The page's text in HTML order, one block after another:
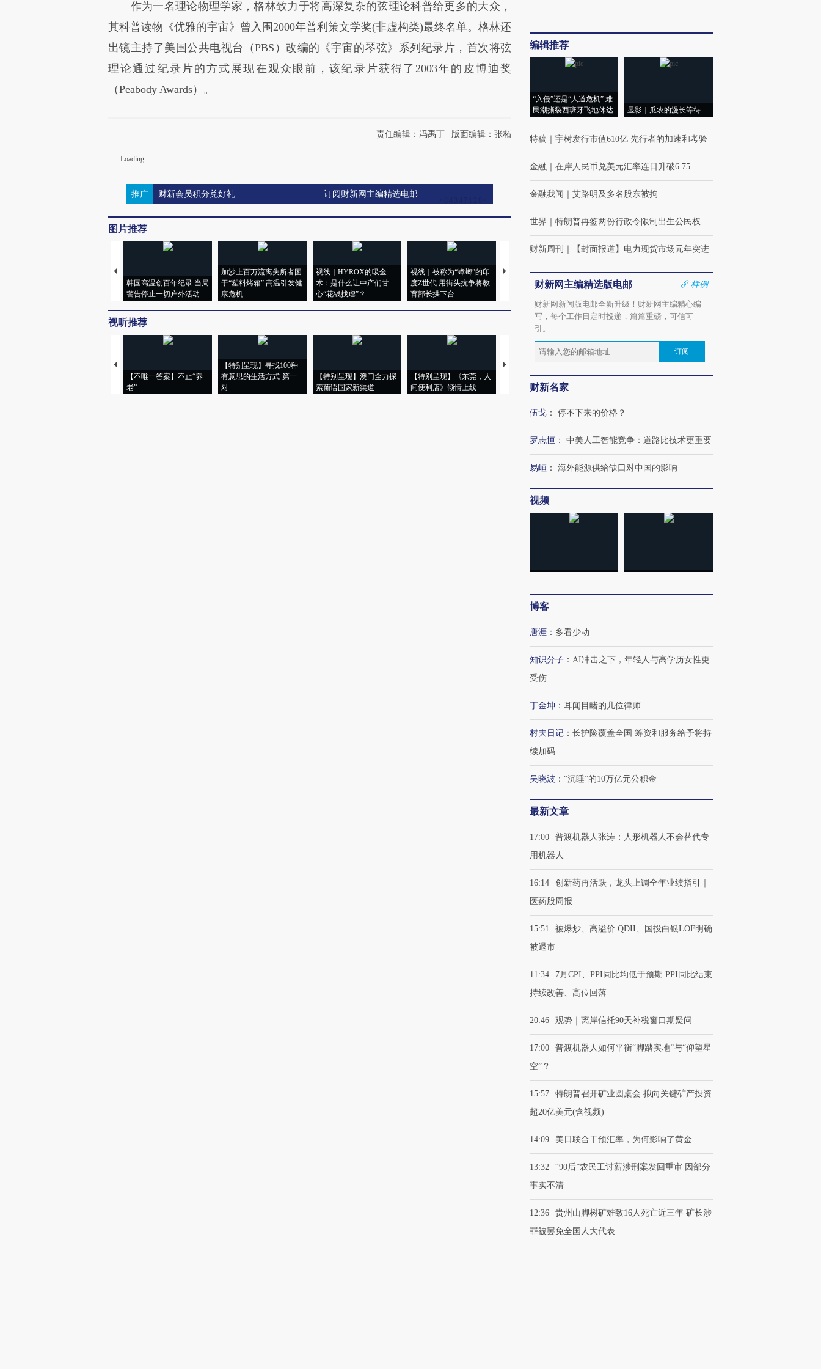
作为一名理论物理学家，格林致力于将高深复杂的弦理论科普给更多的大众，
其科普读物《优雅的宇宙》曾入围2000年普利策文学奖(非虚构类)最终名单。格林还
出镜主持了美国公共电视台（PBS）改编的《宇宙的琴弦》系列纪录片，首次将弦
理论通过纪录片的方式展现在观众眼前，该纪录片获得了2003年的皮博迪奖
（Peabody Awards）。
责任编辑：冯禹丁 | 版面编辑：张柘
Loading...
推广 财新会员积分兑好礼 订阅财新网主编精选电邮
图片推荐
韩国高温创百年纪录 当局
警告停止一切户外活动
加沙上百万流离失所者困
于“塑料烤箱” 高温引发健
康危机
视线｜HYROX的吸金
术：是什么让中产们甘
心“花钱找虐”？
视线｜被称为“蟑螂”的印
度Z世代 用街头抗争将教
育部长拱下台
视线｜“入侵”还是“人道危
机”？难民潮撕裂西班牙
湖北宜昌局部短时降雨
128毫米 紧急转移近4000
哈尔滨遭遇短时极端强降
雨 3小时累计雨量超80毫
视听推荐
【不唯一答案】不止“养
老”
【特别呈现】寻找100种
有意思的生活方式·第一
对
【特别呈现】澳门全力探
索葡语国家新渠道
【特别呈现】《东莞，人
间便利店》倾情上线
【推广】走进第四届链博
会，让数智科技“链”接产
有意思的生活方式·第三
CFO：不靠规模取胜，华
编辑推荐
“入侵”还是“人道危机” 难
民潮撕裂西班牙飞地休达
显影｜瓜农的漫长等待
特稿 宇树发行市值610亿 先行者的加速和考验
金融 在岸人民币兑美元汇率连日升破6.75
金融我闻 艾路明及多名股东被拘
世界 特朗普再签两份行政令限制出生公民权
财新周刊 【封面报道】电力现货市场元年突进
财新网主编精选版电邮 样例
财新网新闻版电邮全新升级！财新网主编精心编
写，每个工作日定时投递，篇篇重磅，可信可
引。
订阅
财新名家
伍戈 ： 停不下来的价格？
罗志恒 ： 中美人工智能竞争：道路比技术更重要
易峘 ： 海外能源供给缺口对中国的影响
视频
博客
唐涯 ： 多看少动
知识分子 ： AI冲击之下，年轻人与高学历女性更
受伤
丁金坤 ： 耳闻目睹的几位律师
村夫日记 ： 长护险覆盖全国 筹资和服务给予将持
续加码
吴晓波 ： “沉睡”的10万亿元公积金
最新文章
17:00
普渡机器人张涛：人形机器人不会替代专
用机器人
16:14
创新药再活跃，龙头上调全年业绩指引｜
医药股周报
15:51
被爆炒、高溢价 QDII、国投白银LOF明确
被退市
11:34
7月CPI、PPI同比均低于预期 PPI同比结束
持续改善、高位回落
20:46 观势｜离岸信托90天补税窗口期疑问
17:00
普渡机器人如何平衡“脚踏实地”与“仰望星
空”？
15:57
特朗普召开矿业圆桌会 拟向关键矿产投资
超20亿美元(含视频)
14:09 美日联合干预汇率，为何影响了黄金
13:32
“90后”农民工讨薪涉刑案发回重审 因部分
事实不清
12:36
贵州山脚树矿难致16人死亡近三年 矿长涉
罪被罢免全国人大代表